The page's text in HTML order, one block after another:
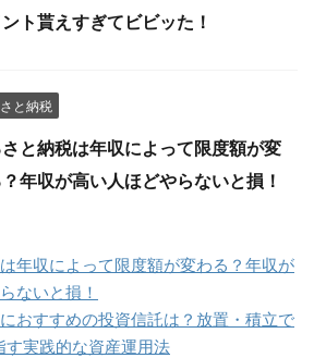
ト貰えすぎてビビッた！
と納税
と納税は年収によって限度額が変
年収が高い人ほどやらないと損！
年収によって限度額が変わる？年収が
ないと損！
おすすめの投資信託は？放置・積立で
す実践的な資産運用法